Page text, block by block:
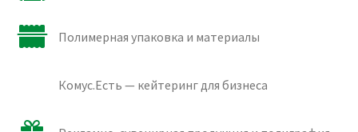
Полимерная упаковка и материалы
Комус.Есть — кейтеринг для бизнеса